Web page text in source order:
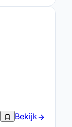
Bekijk